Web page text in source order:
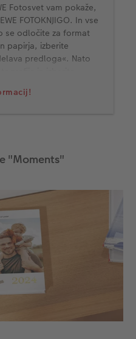
Fotosvet vam pokaže,
FOTOKNJIGO. In vse
se odločite za format
papirja, izberite
predloga«. Nato
in samodejno pripravi
"Moments"